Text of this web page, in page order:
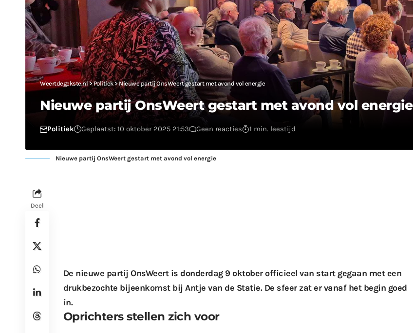
Weertdegekste.nl>Politiek>Nieuwe partij OnsWeert gestart met avond vol energie
Nieuwe partij OnsWeert gestart met avond vol energie
Politiek Geplaatst: 10 oktober 2025 21:53 Geen reacties 1 min. leestijd
Nieuwe partij OnsWeert gestart met avond vol energie
Deel
De nieuwe partij OnsWeert is donderdag 9 oktober officieel van start gegaan met een
drukbezochte bijeenkomst bij Antje van de Statie. De sfeer zat er vanaf het begin goed
in.
Oprichters stellen zich voor